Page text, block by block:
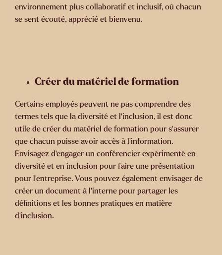
environnement plus collaboratif et inclusif, où chacun
se sent écouté, apprécié et bienvenu.
Créer du matériel de formation
Certains employés peuvent ne pas comprendre des
termes tels que la diversité et l’inclusion, il est donc
utile de créer du matériel de formation pour s’assurer
que chacun puisse avoir accès à l’information.
Envisagez d’engager un conférencier expérimenté en
diversité et en inclusion pour faire une présentation
pour l’entreprise. Vous pouvez également envisager de
créer un document à l’interne pour partager les
définitions et les bonnes pratiques en matière
d’inclusion.